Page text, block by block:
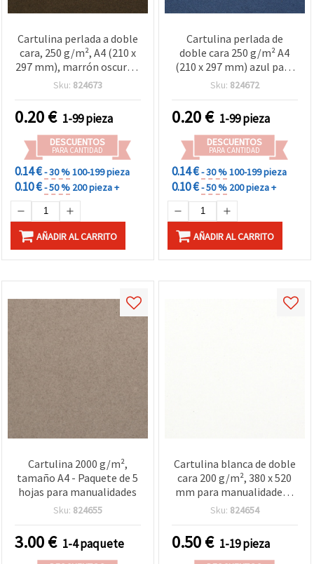
Cartulina perlada a doble
cara, 250 g/m², A4 (210 x
297 mm), marrón oscuro -
1 hoja
Sku: 824673
0.20€ 1-99 pieza
DESCUENTOS
PARA CANTIDAD
0.14 €- 30 %100-199 pieza
0.10 €- 50 % 200 pieza +
AÑADIR AL CARRITO
Cartulina perlada de
doble cara 250 g/m² A4
(210 x 297 mm) azul para
manualidades y
Sku: 824672
0.20€ 1-99 pieza
DESCUENTOS
PARA CANTIDAD
0.14 €- 30 %100-199 pieza
0.10 €- 50 % 200 pieza +
AÑADIR AL CARRITO
Cartulina 2000 g/m²,
tamaño A4 - Paquete de 5
hojas para manualidades
Sku: 824655
3.00€ 1-4 paquete
Cartulina blanca de doble
cara 200 g/m², 380 x 520
mm para manualidades y
scrapbooking - 1 unidad
Sku: 824654
0.50€ 1-19 pieza